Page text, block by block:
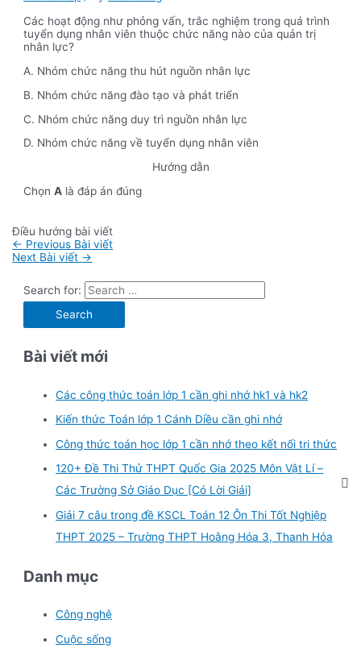
Các hoạt động như phỏng vấn, trắc nghiệm trong quá trình
tuyển dụng nhân viên thuộc chức năng nào của quản trị
nhân lực?
A. Nhóm chức năng thu hút nguồn nhân lực
B. Nhóm chức năng đào tạo và phát triển
C. Nhóm chức năng duy trì nguồn nhân lực
D. Nhóm chức năng về tuyển dụng nhân viên
Hướng dẫn
ChọnA là đáp án đúng
Điều hướng bài viết
← Previous Bài viết
Next Bài viết →
Search for:
Bài viết mới
Các công thức toán lớp 1 cần ghi nhớ hk1 và hk2
Kiến thức Toán lớp 1 Cánh Diều cần ghi nhớ
Công thức toán học lớp 1 cần nhớ theo kết nối tri thức
120+ Đề Thi Thử THPT Quốc Gia 2025 Môn Vật Lí –
Các Trường Sở Giáo Dục [Có Lời Giải]
Giải 7 câu trong đề KSCL Toán 12 Ôn Thi Tốt Nghiệp
THPT 2025 – Trường THPT Hoằng Hóa 3, Thanh Hóa
Danh mục
Công nghệ
Cuộc sống